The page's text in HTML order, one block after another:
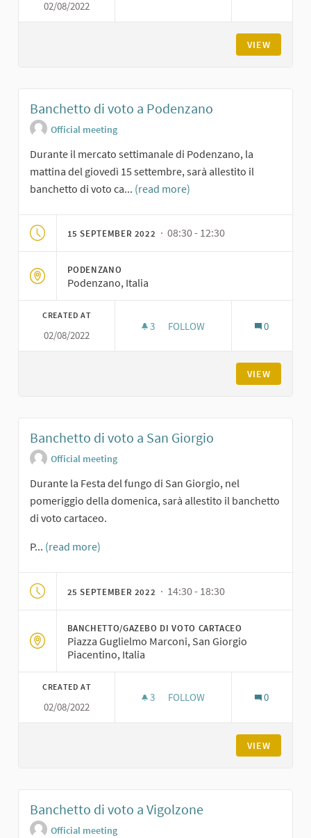
02/08/2022
VIEW
Banchetto di voto a Podenzano
Official meeting
Durante il mercato settimanale di Podenzano, la
mattina del giovedì 15 settembre, sarà allestito il
banchetto di voto ca... (read more)
15 SEPTEMBER 2022 · 08:30 - 12:30
PODENZANO
Podenzano, Italia
CREATED AT
02/08/2022
3 3 FOLLOWERS
FOLLOW 0
VIEW
Banchetto di voto a San Giorgio
Official meeting
Durante la Festa del fungo di San Giorgio, nel
pomeriggio della domenica, sarà allestito il banchetto
di voto cartaceo.
P... (read more)
25 SEPTEMBER 2022 · 14:30 - 18:30
BANCHETTO/GAZEBO DI VOTO CARTACEO
Piazza Guglielmo Marconi, San Giorgio
Piacentino, Italia
CREATED AT
02/08/2022
3 3 FOLLOWERS
FOLLOW 0
VIEW
Banchetto di voto a Vigolzone
Official meeting